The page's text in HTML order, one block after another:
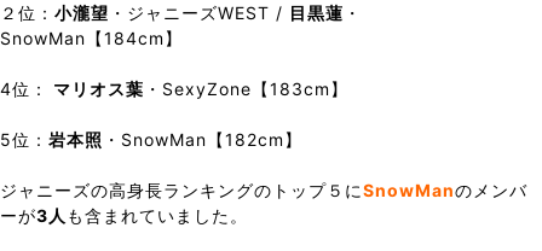
２位： 小瀧望 ・ジャニーズWEST / 目黒蓮 ・
SnowMan【184cm】
4位： マリオス葉 ・SexyZone【183cm】
5位： 岩本照 ・SnowMan【182cm】
ジャニーズの高身長ランキングのトップ５にSnowManのメンバ
ーが3人 も含まれていました。